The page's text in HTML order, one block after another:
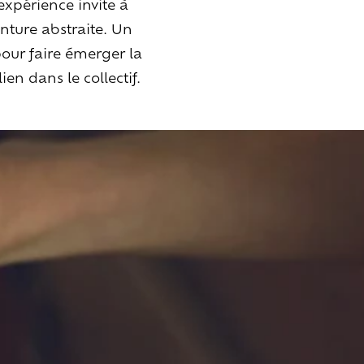
invite à
abstraite. Un
faire émerger la
dans le collectif.